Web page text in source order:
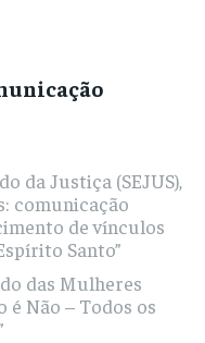
da Justiça (SEJUS),
comunicação
de vínculos
Santo”
das Mulheres
é Não – Todos os